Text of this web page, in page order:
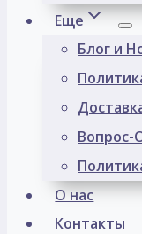
Еще
Блог и
Вопрос-
О нас
Контакты